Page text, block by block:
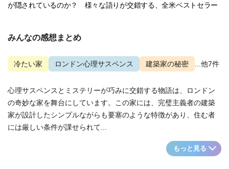
が隠されているのか？ 様々な語りが交錯する、全米ベストセラー
みんなの感想まとめ
冷たい家 ロンドン心理サスペンス 建築家の秘密 ...他7件
心理サスペンスとミステリーが巧みに交錯する物語は、ロンドン
の奇妙な家を舞台にしています。この家には、完璧主義者の建築
家が設計したシンプルながらも要塞のような特徴があり、住む者
には厳しい条件が課せられて...
もっと見る